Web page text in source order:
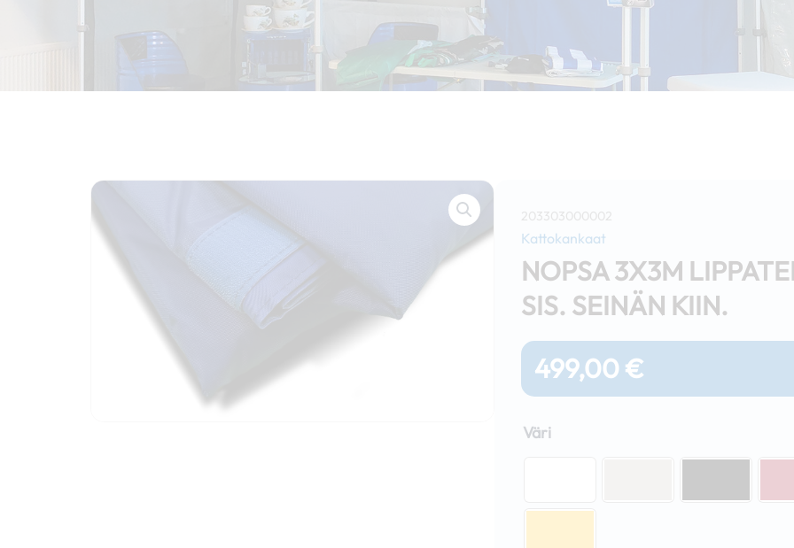
203303000002
Kattokankaat
NOPSA 3X3M
SIS. SEINÄN KIIN.
499,00 €
Väri
Lippateltan
kiin.